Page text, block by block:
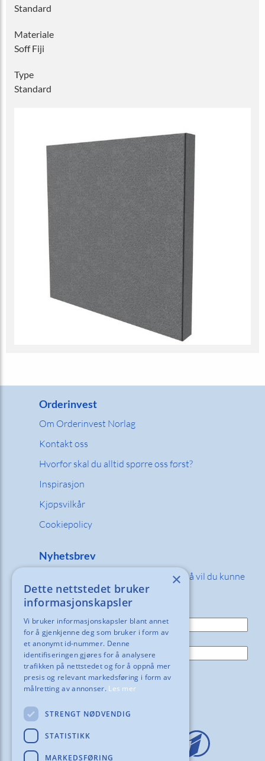
Standard
Materiale
Soff Fiji
Type
Standard
Orderinvest
Om Orderinvest Norlag
Kontakt oss
Hvorfor skal du alltid spørre oss først?
Inspirasjon
Kjøpsvilkår
Cookiepolicy
Nyhetsbrev
Fyll inn din e-post adresse nedenfor så vil du kunne
motta våre nyheter og tilbud!
Navn:
×
Dette nettstedet bruker
informasjonskapsler
Vi bruker informasjonskapsler blant annet
for å gjenkjenne deg som bruker i form av
et anonymt id-nummer. Denne
identifiseringen gjøres for å analysere
trafikken på nettstedet og for å oppnå mer
presis og relevant markedsføring i form av
målretting av annonser. Les mer
STRENGT NØDVENDIG
STATISTIKK
MARKEDSFØRING